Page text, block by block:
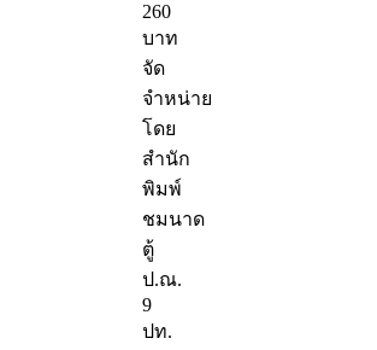
260
บาท
จัด
จำหน่าย
โดย
สำนัก
พิมพ์
ชมนาด
ตู้
ป.ณ.
9
ปท.